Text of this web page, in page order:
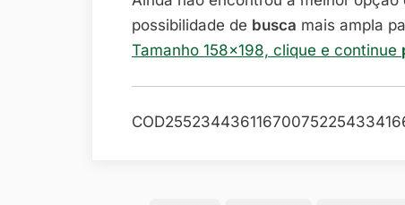
possibilidade de busca mais ampla
Tamanho 158×198, clique e continue